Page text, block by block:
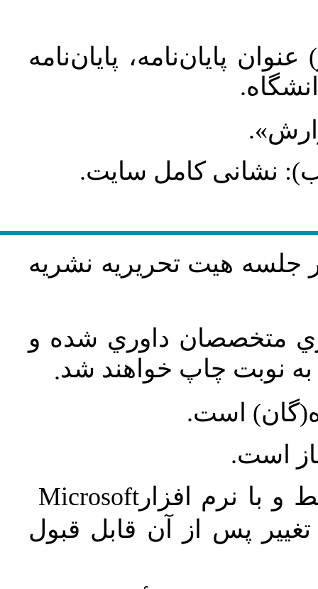
پایان‌نامه، پایان‌نامه
نشانی کامل سایت.
جلسه هيت تحريريه نشريه
متخصصان داوري شده و
نوبت چاپ خواهند شد.
است.
است.
و با نرم افزارMicrosoft
پس از آن قابل قبول